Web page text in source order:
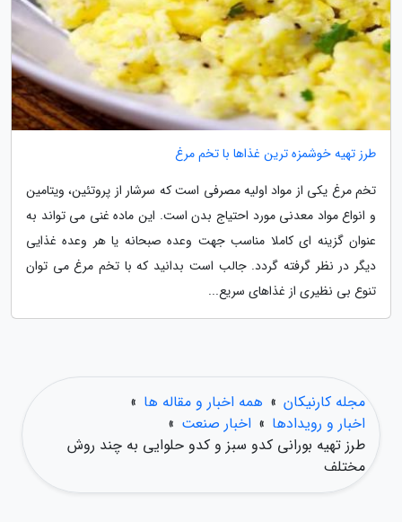
طرز تهیه خوشمزه ترین غذاها با تخم مرغ
تخم مرغ یکی از مواد اولیه مصرفی است که سرشار از پروتئین، ویتامین
و انواع مواد معدنی مورد احتیاج بدن است. این ماده غنی می تواند به
عنوان گزینه ای کاملا مناسب جهت وعده صبحانه یا هر وعده غذایی
دیگر در نظر گرفته گردد. جالب است بدانید که با تخم مرغ می توان
تنوع بی نظیری از غذاهای سریع...
مجله کارنیکان » همه اخبار و مقاله ها »
اخبار و رویدادها » اخبار صنعت »
طرز تهیه بورانی کدو سبز و کدو حلوایی به چند روش
مختلف